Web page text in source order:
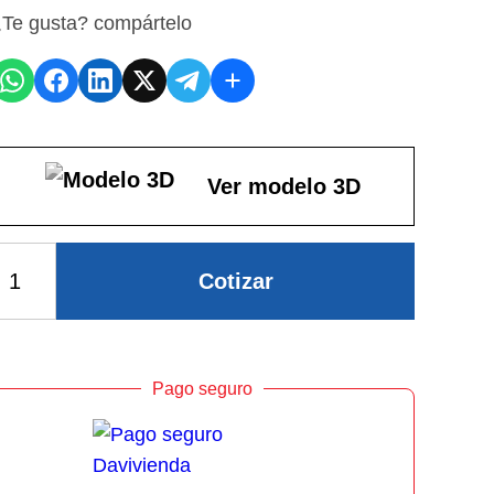
gusta? compártelo
Ver modelo 3D
Cotizar
Pago seguro